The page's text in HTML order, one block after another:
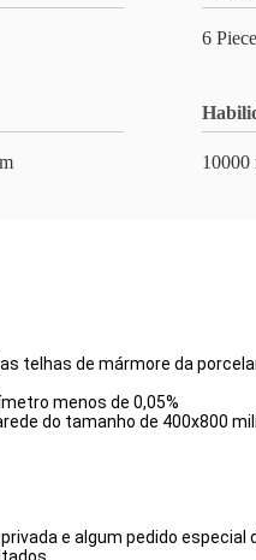
6
10000
telhas de mármore da
menos de 0,05%
do tamanho de 400x800
e algum pedido